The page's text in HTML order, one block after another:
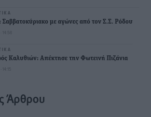
με αγώνες από τον Σ.Σ. Ρόδου
14:58
Καλυθιών: Απέκτησε την Φωτεινή Πιζάνια
Άρθρου